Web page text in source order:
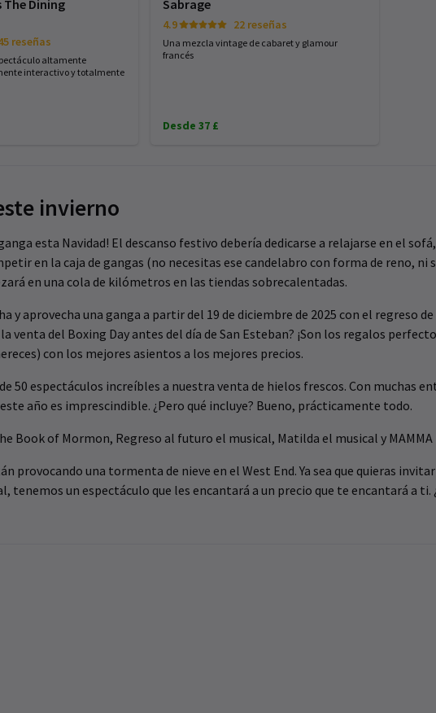
The Dining
reseñas
altamente
interactivo y totalmente
Sabrage
4.9 22 reseñas
Una mezcla vintage de cabaret y glamour
francés
Desde 37 £
invierno
esta Navidad! El descanso festivo debería dedicarse a relajarse en el
en la caja de gangas (no necesitas ese candelabro con forma de reno, ni
en una cola de kilómetros en las tiendas sobrecalentadas.
y aprovecha una ganga a partir del 19 de diciembre de 2025 con el regreso
del Boxing Day antes del día de San Esteban? ¡Son los regalos
con los mejores asientos a los mejores precios.
50 espectáculos increíbles a nuestra venta de hielos frescos. Con muchas
año es imprescindible. ¿Pero qué incluye? Bueno, prácticamente todo.
Book of Mormon, Regreso al futuro el musical, Matilda el musical y MAMMA
provocando una tormenta de nieve en el West End. Ya sea que quieras
tenemos un espectáculo que les encantará a un precio que te encantará a ti.